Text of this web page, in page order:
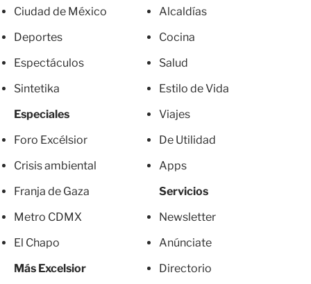
Ciudad de México
Deportes
Espectáculos
Sintetika
Especiales
Foro Excélsior
Crisis ambiental
Franja de Gaza
Metro CDMX
El Chapo
Más Excelsior
Alcaldías
Cocina
Salud
Estilo de Vida
Viajes
De Utilidad
Apps
Servicios
Newsletter
Anúnciate
Directorio